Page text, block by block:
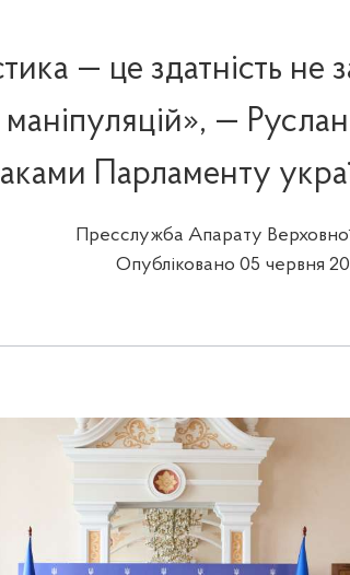
— це здатність не
—
Парламенту
Пресслужба Апарату
Опубліковано 05 червня